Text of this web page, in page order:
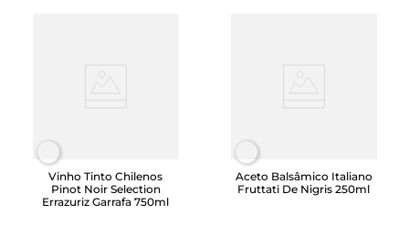
Vinho Tinto Chilenos
Pinot Noir Selection
Errazuriz Garrafa 750ml
Aceto Balsâmico Italiano
Fruttati De Nigris 250ml